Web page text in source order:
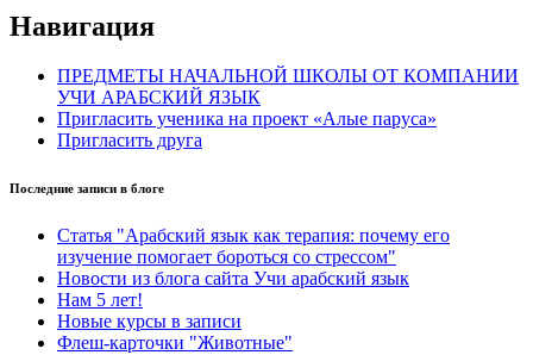
Навигация
ПРЕДМЕТЫ НАЧАЛЬНОЙ ШКОЛЫ ОТ КОМПАНИИ
УЧИ АРАБСКИЙ ЯЗЫК
Пригласить ученика на проект «Алые паруса»
Пригласить друга
Последние записи в блоге
Статья "Арабский язык как терапия: почему его
изучение помогает бороться со стрессом"
Новости из блога сайта Учи арабский язык
Нам 5 лет!
Новые курсы в записи
Флеш-карточки "Животные"